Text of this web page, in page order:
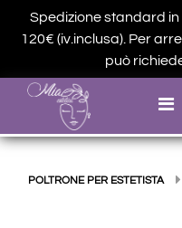
Spedizione standard in
120€ (iv.inclusa). Per
può
POLTRONE PER ESTETISTA